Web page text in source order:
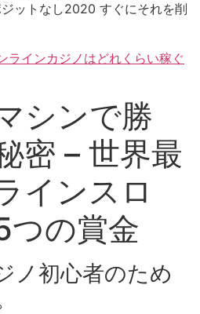
ットなし2020 すぐにそれを削
ラインカジノはどれくらい稼ぐ
シンで勝
密 – 世界最
インスロ
つの賞金
ノ初心者のため